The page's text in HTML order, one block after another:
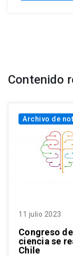
Contenido
Archivo de
11 julio 2023
Congreso
ciencia se
Chile